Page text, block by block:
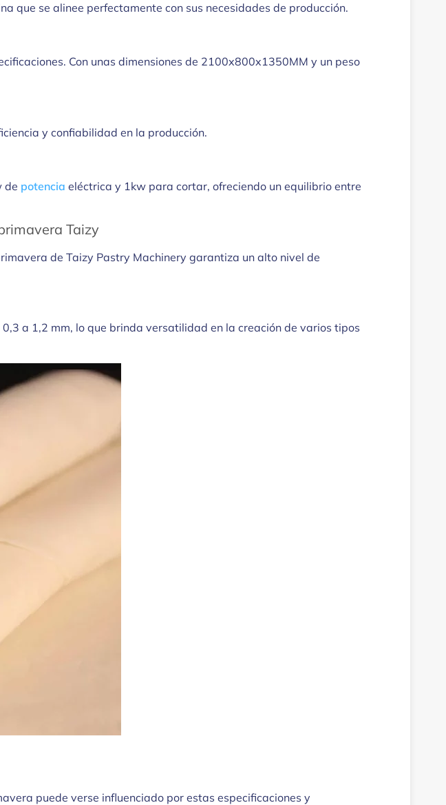
que se alinee perfectamente con sus necesidades de producción.
Con unas dimensiones de 2100x800x1350MM y un peso
y confiabilidad en la producción.
de potencia eléctrica y 1kw para cortar, ofreciendo un equilibrio entre
Taizy
de Taizy Pastry Machinery garantiza un alto nivel de
a 1,2 mm, lo que brinda versatilidad en la creación de varios tipos
puede verse influenciado por estas especificaciones y